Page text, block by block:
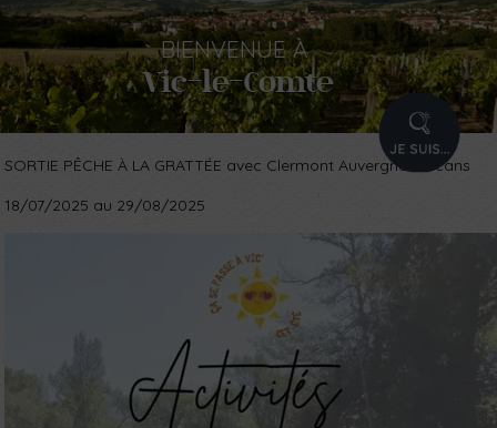
BIENVENUEÀ
Vic-le-Comte
PROFIL
SORTIE PÊCHE À LA GRATTÉE avec Clermont Auvergne Volcans
18/07/2025 au 29/08/2025